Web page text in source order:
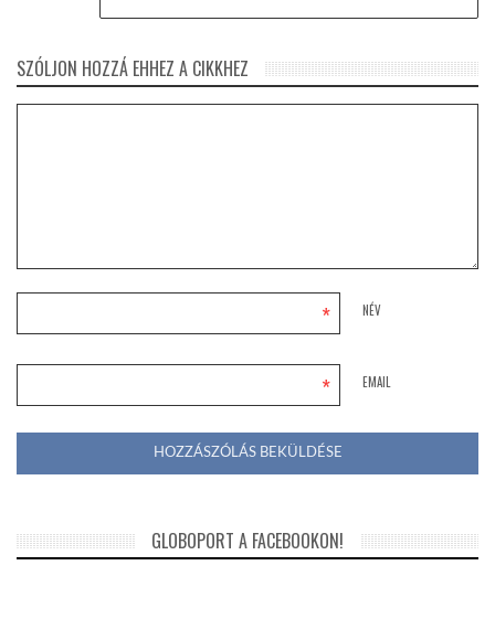
SZÓLJON HOZZÁ EHHEZ A CIKKHEZ
NÉV
*
EMAIL
*
GLOBOPORT A FACEBOOKON!